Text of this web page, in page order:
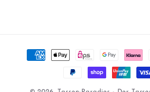
Zahlungsmethoden